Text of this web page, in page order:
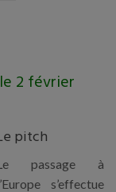
2 février
pitch
passage à
s’effectue